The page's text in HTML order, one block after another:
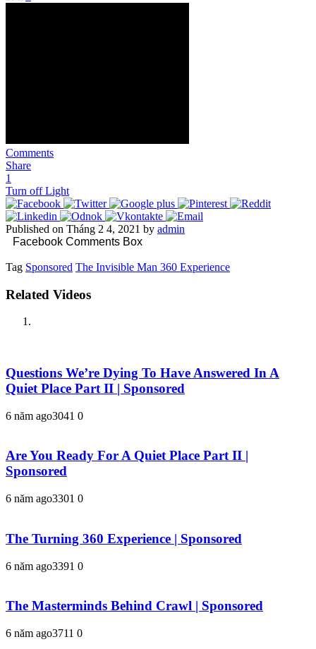
Comments
Share
1
Turn off Light
Published on Tháng 2 4, 2021 by admin
Facebook Comments Box
Tag Sponsored The Invisible Man 360 Experience
Related Videos
Questions We’re Dying To Have Answered In A
Quiet Place Part II | Sponsored
6 năm ago3041 0
Are You Ready For A Quiet Place Part II |
Sponsored
6 năm ago3301 0
The Turning 360 Experience | Sponsored
6 năm ago3391 0
The Masterminds Behind Crawl | Sponsored
6 năm ago3711 0